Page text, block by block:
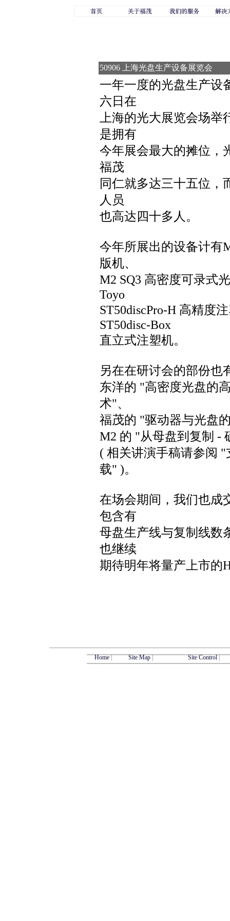
50906 上海光盘生产设备展览会
一年一度的光盘生产设
六日在
上海的光大展览会场举
是拥有
今年展会最大的摊位，
福茂
同仁就多达三十五位，
人员
也高达四十多人。
今年所展出的设备计有
版机、
M2 SQ3 高密度可录式
Toyo
ST50discPro-H 高精度
ST50disc-Box
直立式注塑机。
另在在研讨会的部份也
东洋的 "高密度光盘的
术"、
福茂的 "驱动器与光盘
M2 的 "从母盘到复制 -
( 相关讲演手稿请参阅
载" )。
在场会期间，我们也成
包含有
母盘生产线与复制线数
也继续
期待明年将量产上市的
Home| Site Map| Site Control|